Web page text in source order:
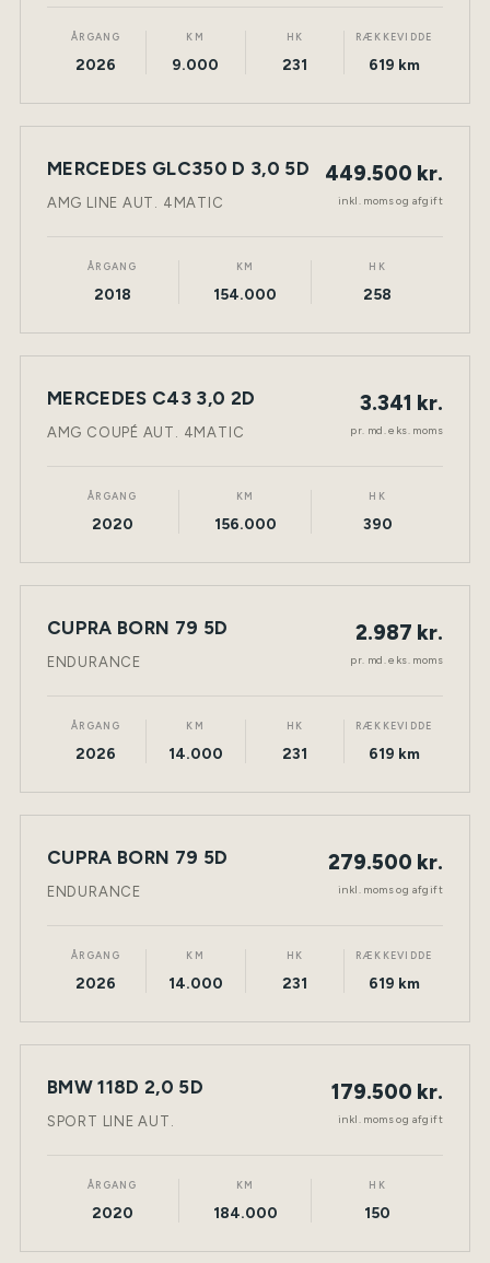
ÅRGANG
2026
KM
9.000
HK
231
RÆKKEVIDDE
619 km
NY BIL DIESEL TØNDER
MERCEDES GLC350 D 3,0 5D
AMG LINE AUT. 4MATIC
449.500 kr.
inkl. moms og afgift
ÅRGANG
2018
KM
154.000
HK
258
LEASING NY BIL TØNDER
MERCEDES C43 3,0 2D
AMG COUPÉ AUT. 4MATIC
3.341 kr.
pr. md. eks. moms
ÅRGANG
2020
KM
156.000
HK
390
LEASING NY BIL TØNDER
CUPRA BORN 79 5D
ENDURANCE
2.987 kr.
pr. md. eks. moms
ÅRGANG
2026
KM
14.000
HK
231
RÆKKEVIDDE
619 km
NY BIL ELEKTRISK TØNDER
CUPRA BORN 79 5D
ENDURANCE
279.500 kr.
inkl. moms og afgift
ÅRGANG
2026
KM
14.000
HK
231
RÆKKEVIDDE
619 km
NY BIL DIESEL TØNDER
BMW 118D 2,0 5D
SPORT LINE AUT.
179.500 kr.
inkl. moms og afgift
ÅRGANG
2020
KM
184.000
HK
150